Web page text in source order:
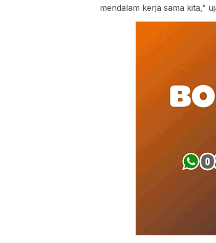
mendalam kerja sama kita,”